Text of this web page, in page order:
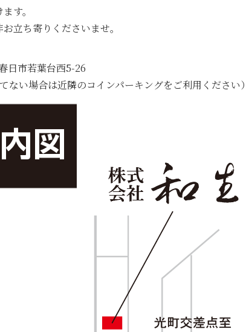
す。
立ち寄りくださいませ。
日市若葉台西5-26
い場合は近隣のコインパーキングをご利用ください）